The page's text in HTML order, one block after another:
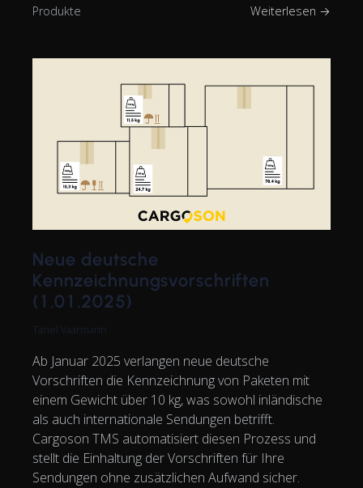
Produkte Weiterlesen →
Neue deutsche
Kennzeichnungsvorschriften
(1.01.2025)
Tanel Vaarmann
Ab Januar 2025 verlangen neue deutsche
Vorschriften die Kennzeichnung von Paketen mit
einem Gewicht über 10 kg, was sowohl inländische
als auch internationale Sendungen betrifft.
Cargoson TMS automatisiert diesen Prozess und
stellt die Einhaltung der Vorschriften für Ihre
Sendungen ohne zusätzlichen Aufwand sicher.